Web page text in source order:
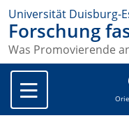
Universität Duisburg-
Forschung
Was Promovierende